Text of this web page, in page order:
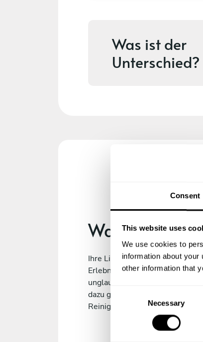
Consent
This website uses
We use cookies to
information about
other information that
Necessary
Was ist der
Unterschied?
Was ist
Ihre Lieben können sich das
Erlebnis zusammenstellen.
unglaubliches
dazu gehört: den Zutaten, dem
Reinigung.